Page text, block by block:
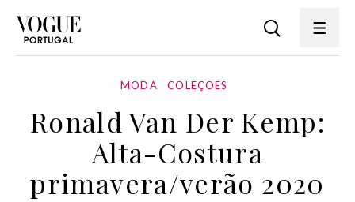
MODA COLEÇÕES
Ronald Van Der Kemp:
Alta-Costura
primavera/verão 2020